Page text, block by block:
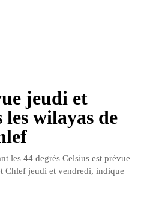
jeudi et
wilayas de
les 44 degrés Celsius est prévue
Chlef jeudi et vendredi, indique